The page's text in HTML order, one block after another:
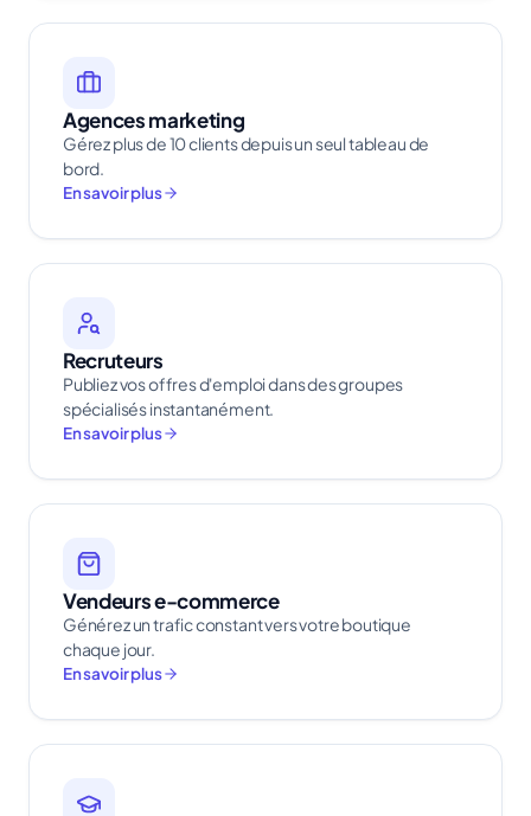
Agences marketing
Gérez plus de 10 clients depuis un seul tableau de
bord.
En savoir plus
Recruteurs
Publiez vos offres d'emploi dans des groupes
spécialisés instantanément.
En savoir plus
Vendeurs e-commerce
Générez un trafic constant vers votre boutique
chaque jour.
En savoir plus